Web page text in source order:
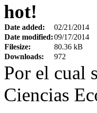
hot!
Date added:
02/21/2014
Date modified:09/17/2014
Filesize:
80.36 kB
Downloads:
972
Por el cual
Ciencias